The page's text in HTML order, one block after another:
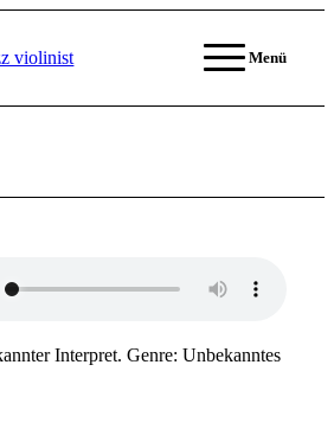
Menü
Interpret. Genre: Unbekanntes